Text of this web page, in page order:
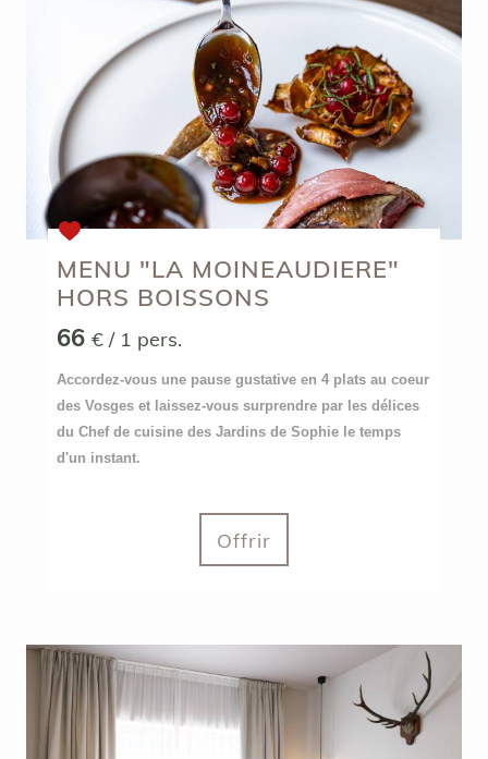
MENU "LA MOINEAUDIERE"
HORS BOISSONS
66 € / 1 pers.
Accordez-vous une pause gustative en 4 plats au coeur
des Vosges et laissez-vous surprendre par les délices
du Chef de cuisine des Jardins de Sophie le temps
d'un instant.
Offrir